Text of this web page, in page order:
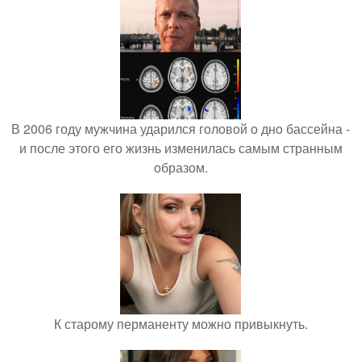
В 2006 году мужчина ударился головой о дно бассейна -
и после этого его жизнь изменилась самым странным
образом.
К старому перманенту можно привыкнуть.